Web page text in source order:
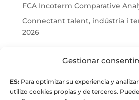
Gestionar
ES: Para optimizar su experiencia y
utilizo cookies propias y de terceros.
FCA Incoterm Comparative
Connectant talent, indústria i
2026
© Maria Fernandez
Full index